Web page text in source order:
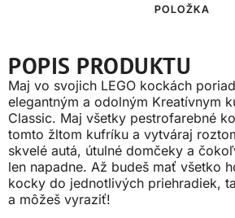
POLOŽKA
POPIS PRODUKTU
Maj vo svojich LEGO kockách
elegantným a odolným Kreatívnym
Classic. Maj všetky pestrofarebné
tomto žltom kufríku a vytváraj
skvelé autá, útulné domčeky a
len napadne. Až budeš mať všetko
kocky do jednotlivých priehradiek,
a môžeš vyraziť!